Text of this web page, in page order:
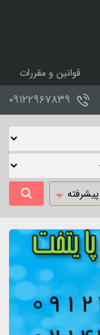
قوانین و مقررات
۰۹۱۲۲۹۶۷۸۳۹
پیشرفته